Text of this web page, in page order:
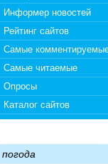
Информер новостей
Рейтинг сайтов
Самые
Самые читаемые
Опросы
Каталог сайтов
погода